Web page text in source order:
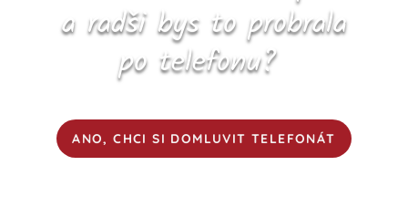
a radši bys to probrala
po telefonu?
ANO, CHCI SI DOMLUVIT TELEFONÁT